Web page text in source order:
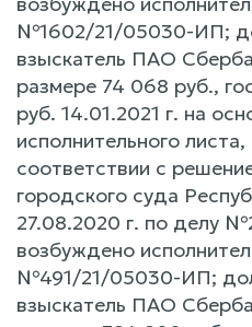
№1602/21/05030-ИП;
взыскатель ПАО
размере 74 068 руб.,
руб. 14.01.2021 г. на
исполнительного
соответствии c
городского суда
27.08.2020 г. по делу
возбуждено
№491/21/05030-ИП;
взыскатель ПАО